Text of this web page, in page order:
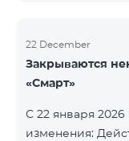
22 December
Закрываются
«Смарт»
С 22 января
изменения: